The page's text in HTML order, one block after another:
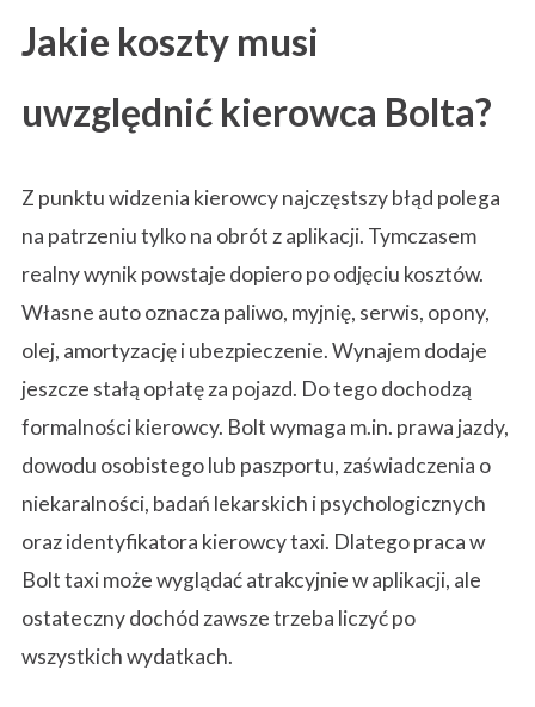
Jakie koszty musi
uwzględnić kierowca Bolta?
Z punktu widzenia kierowcy najczęstszy błąd polega
na patrzeniu tylko na obrót z aplikacji. Tymczasem
realny wynik powstaje dopiero po odjęciu kosztów.
Własne auto oznacza paliwo, myjnię, serwis, opony,
olej, amortyzację i ubezpieczenie. Wynajem dodaje
jeszcze stałą opłatę za pojazd. Do tego dochodzą
formalności kierowcy. Bolt wymaga m.in. prawa jazdy,
dowodu osobistego lub paszportu, zaświadczenia o
niekaralności, badań lekarskich i psychologicznych
oraz identyfikatora kierowcy taxi. Dlatego praca w
Bolt taxi może wyglądać atrakcyjnie w aplikacji, ale
ostateczny dochód zawsze trzeba liczyć po
wszystkich wydatkach.